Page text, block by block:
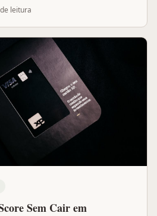
de leitura
Sem Cair em